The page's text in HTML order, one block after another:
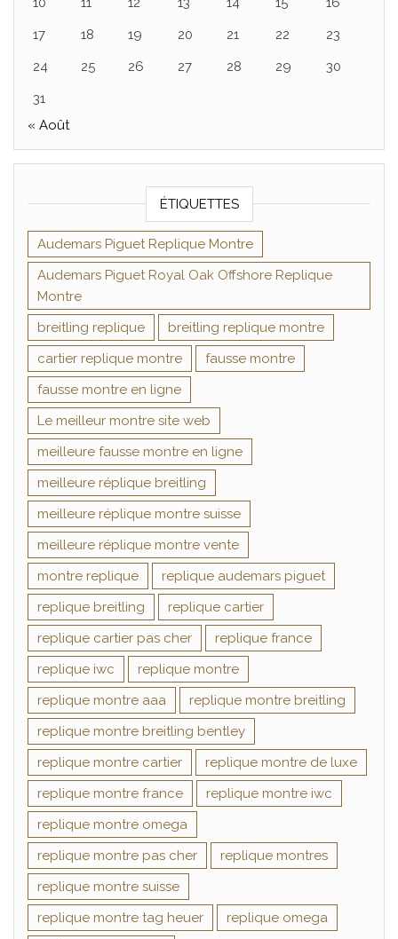
17
18 19 20 21 22
23
24
25 26 27 28 29
30
31
« Août
ÉTIQUETTES
Audemars Piguet Replique Montre
Audemars Piguet Royal Oak Offshore Replique
Montre
breitling replique
breitling replique montre
cartier replique montre
fausse montre
fausse montre en ligne
Le meilleur montre site web
meilleure fausse montre en ligne
meilleure réplique breitling
meilleure réplique montre suisse
meilleure réplique montre vente
montre replique
replique audemars piguet
replique breitling
replique cartier
replique cartier pas cher
replique france
replique iwc
replique montre
replique montre aaa
replique montre breitling
replique montre breitling bentley
replique montre cartier
replique montre de luxe
replique montre france
replique montre iwc
replique montre omega
replique montre pas cher
replique montres
replique montre suisse
replique montre tag heuer
replique omega